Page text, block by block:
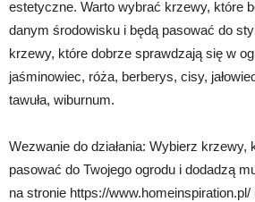
estetyczne. Warto wybrać krzewy, które
danym środowisku i będą pasować do
krzewy, które dobrze sprawdzają się w
jaśminowiec, róża, berberys, cisy,
tawuła, wiburnum.
Wezwanie do działania: Wybierz krzewy,
pasować do Twojego ogrodu i dodadzą
na stronie https://